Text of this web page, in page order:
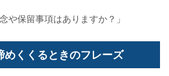
や保留事項はありますか？」
めくくるときのフレーズ